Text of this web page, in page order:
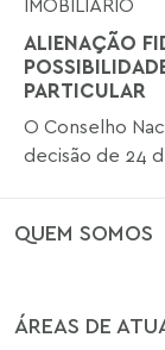
ALIENAÇÃO
PARTICULAR
O Conselho
decisão de 24
QUEM SOMOS
ÁREAS DE